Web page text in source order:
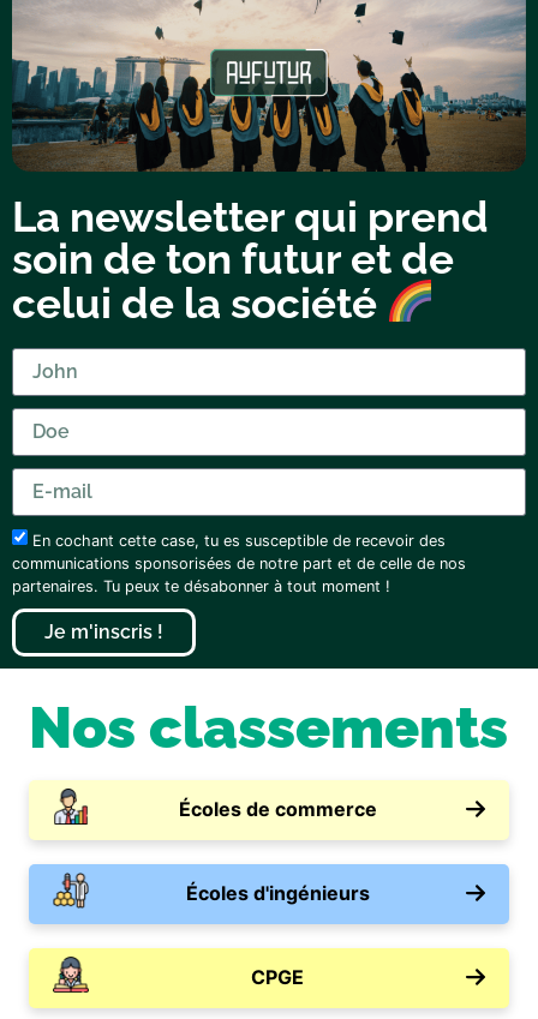
La newsletter qui prend
soin de ton futur et de
celui de la société
En cochant cette case, tu es susceptible de recevoir des
communications sponsorisées de notre part et de celle de nos
partenaires. Tu peux te désabonner à tout moment !
Je m'inscris !
Nos classements
Écoles de commerce
Écoles d'ingénieurs
CPGE